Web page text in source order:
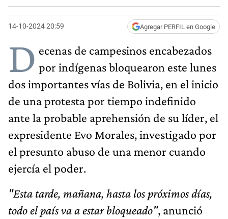
14-10-2024 20:59 Agregar PERFIL en Google
D ecenas de campesinos encabezados
por indígenas bloquearon este lunes
dos importantes vías de Bolivia, en el inicio
de una protesta por tiempo indefinido
ante la probable aprehensión de su líder, el
expresidente Evo Morales, investigado por
el presunto abuso de una menor cuando
ejercía el poder.
"Esta tarde, mañana, hasta los próximos días,
todo el país va a estar bloqueado", anunció